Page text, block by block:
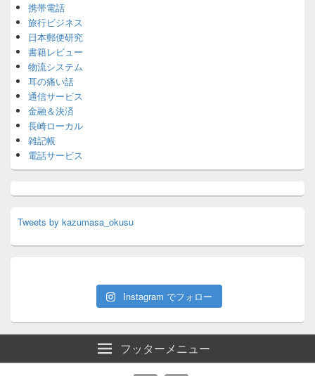
携帯電話
旅行ビジネス
日本郵便研究
書籍レビュー
物流システム
耳の痛い話
通信サービス
金融＆決済
長崎ローカル
雑記帳
電話サービス
Tweets by kazumasa_okusu
Instagram でフォロー
フッターメニュー